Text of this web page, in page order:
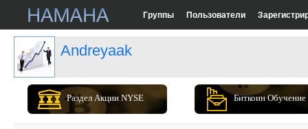
Группы Пользователи
Andreyaak
Раздел Акции NYSE Биткоин Обучение